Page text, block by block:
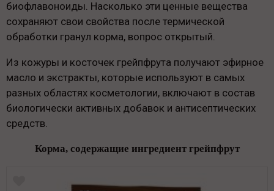
биофлавоноиды. Насколько эти ценные вещества
сохраняют свои свойства после термической
обработки гранул корма, вопрос открытый.
Из кожуры и косточек грейпфрута получают эфирное
масло и экстракты, которые используют в самых
разных областях косметологии, включают в состав
биологически активных добавок и антисептических
средств.
Корма, содержащие ингредиент грейпфрут